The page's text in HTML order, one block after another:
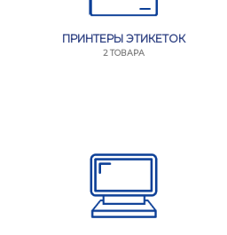
ПРИНТЕРЫ ЭТИКЕТОК
2 ТОВАРА